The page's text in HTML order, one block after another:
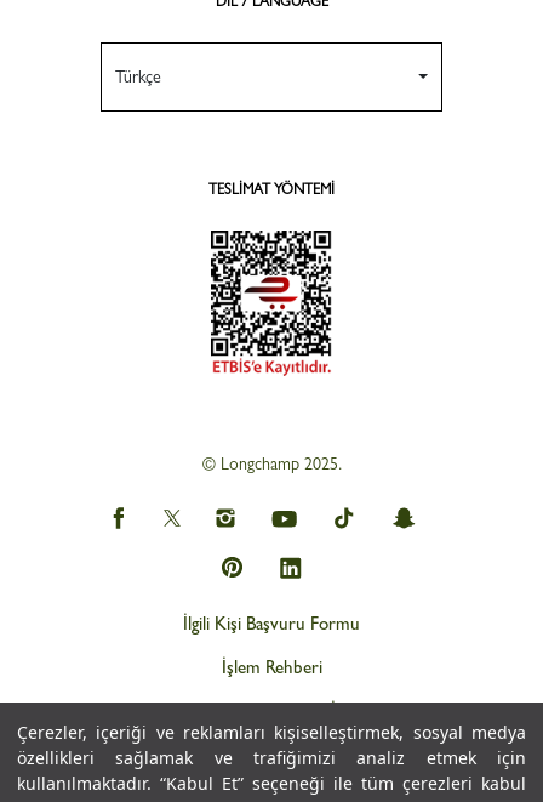
Çerezler, içeriği ve reklamları kişiselleştirmek, sosyal medya
özellikleri sağlamak ve trafiğimizi analiz etmek için
kullanılmaktadır. “Kabul Et” seçeneği ile tüm çerezleri kabul
Türkçe
TESLIMAT YÖNTEMI
© Longchamp 2025.
İlgili Kişi Başvuru Formu
İşlem Rehberi
Kişisel Verilerin İşlemesine İlişkin Aydınlatma Metni